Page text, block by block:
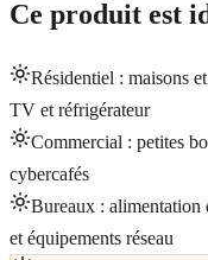
Ce produit est
Résidentiel : maisons
TV et réfrigérateur
Commercial : petites
cybercafés
Bureaux : alimentation
et équipements réseau